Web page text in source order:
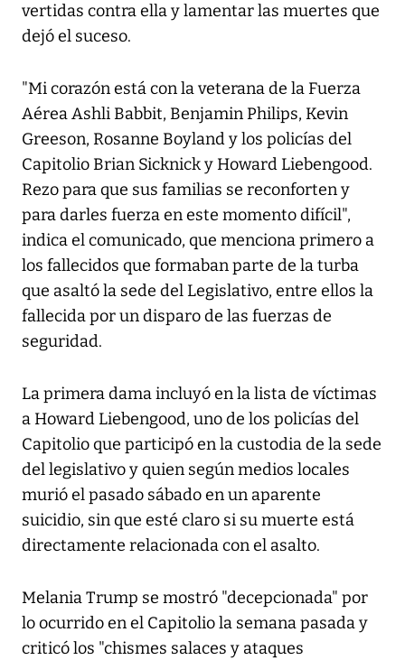
vertidas contra ella y lamentar las muertes que
dejó el suceso.
"Mi corazón está con la veterana de la Fuerza
Aérea Ashli Babbit, Benjamin Philips, Kevin
Greeson, Rosanne Boyland y los policías del
Capitolio Brian Sicknick y Howard Liebengood.
Rezo para que sus familias se reconforten y
para darles fuerza en este momento difícil",
indica el comunicado, que menciona primero a
los fallecidos que formaban parte de la turba
que asaltó la sede del Legislativo, entre ellos la
fallecida por un disparo de las fuerzas de
seguridad.
La primera dama incluyó en la lista de víctimas
a Howard Liebengood, uno de los policías del
Capitolio que participó en la custodia de la sede
del legislativo y quien según medios locales
murió el pasado sábado en un aparente
suicidio, sin que esté claro si su muerte está
directamente relacionada con el asalto.
Melania Trump se mostró "decepcionada" por
lo ocurrido en el Capitolio la semana pasada y
criticó los "chismes salaces y ataques